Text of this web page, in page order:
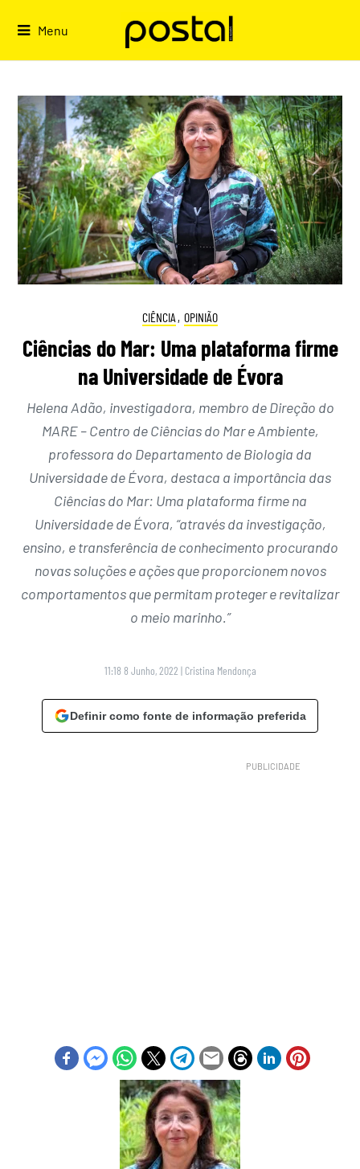
Menu
CIÊNCIA , OPINIÃO
Ciências do Mar: Uma plataforma firme
na Universidade de Évora
Helena Adão, investigadora, membro de Direção do
MARE – Centro de Ciências do Mar e Ambiente,
professora do Departamento de Biologia da
Universidade de Évora, destaca a importância das
Ciências do Mar: Uma plataforma firme na
Universidade de Évora, “através da investigação,
ensino, e transferência de conhecimento procurando
novas soluções e ações que proporcionem novos
comportamentos que permitam proteger e revitalizar
o meio marinho.”
11:18 8 Junho, 2022 | Cristina Mendonça
Definir como fonte de informação preferida